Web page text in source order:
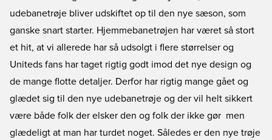
udebanetrøje bliver udskiftet op til den nye sæson, som
ganske snart starter. Hjemmebanetrøjen har været så stort
et hit, at vi allerede har så udsolgt i flere størrelser og
Uniteds fans har taget rigtig godt imod det nye design og
de mange flotte detaljer. Derfor har rigtig mange gået og
glædet sig til den nye udebanetrøje og der vil helt sikkert
være både folk der elsker den og folk der ikke gør  men
glædeligt at man har turdet noget. Således er den nye trøje